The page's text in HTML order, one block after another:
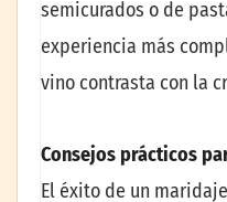
semicurados o de
experiencia más
vino contrasta con la
Consejos prácticos
El éxito de un